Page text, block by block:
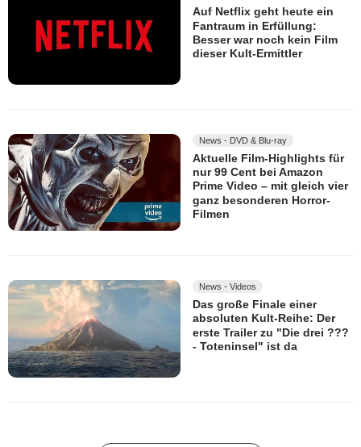
Auf Netflix geht heute ein
Fantraum in Erfüllung:
Besser war noch kein Film
dieser Kult-Ermittler
News - DVD & Blu-ray
Aktuelle Film-Highlights für
nur 99 Cent bei Amazon
Prime Video – mit gleich vier
ganz besonderen Horror-
Filmen
News - Videos
Das große Finale einer
absoluten Kult-Reihe: Der
erste Trailer zu "Die drei ???
- Toteninsel" ist da